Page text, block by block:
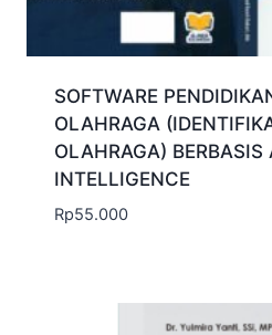
SOFTWARE
OLAHRAGA
OLAHRAGA) BERBASIS
INTELLIGENCE
Rp55.000